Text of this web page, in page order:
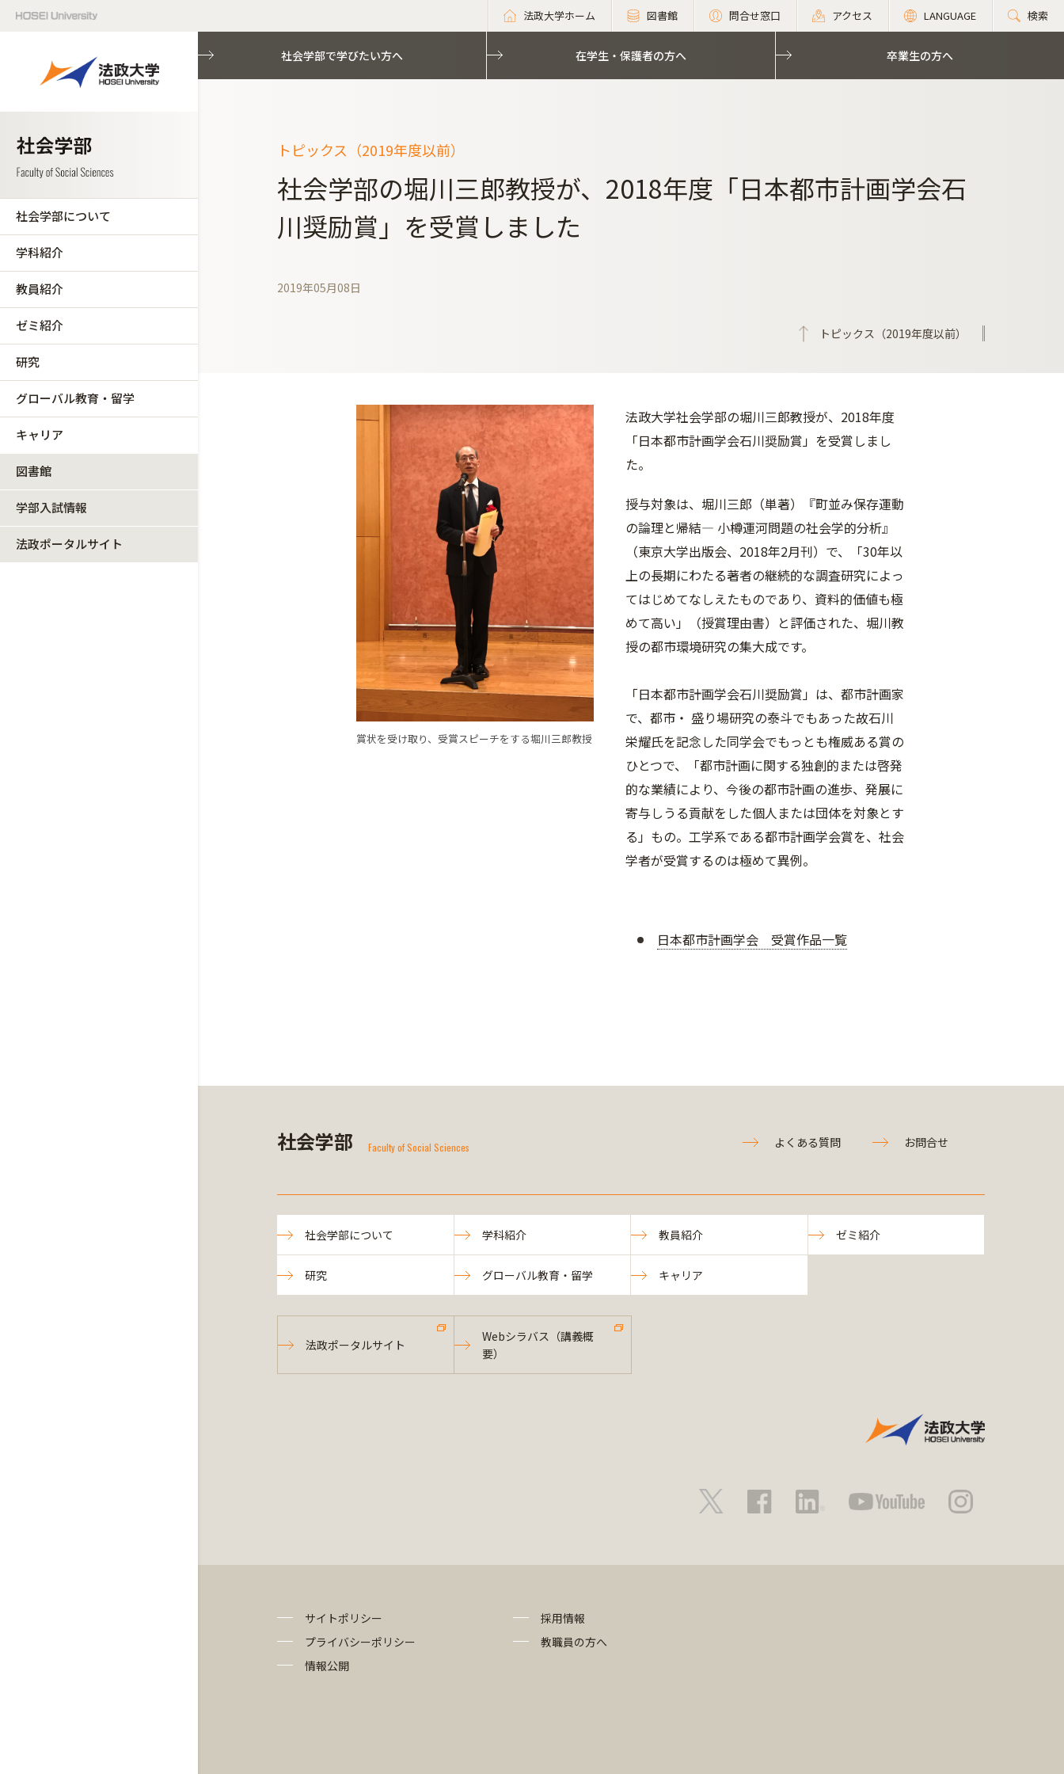
法政大学ホーム 図書館 問合せ窓口 アクセス LANGUAGE 検索
社会学部について
学科紹介
教員紹介
ゼミ紹介
研究
グローバル教育・留学
キャリア
図書館
学部入試情報
法政ポータルサイト
社会学部で学びたい方へ 在学生・保護者の方へ 卒業生の方へ
トピックス（2019年度以前）
社会学部の堀川三郎教授が、2018年度「日本都市計画学会石
川奨励賞」を受賞しました
2019年05月08日
トピックス（2019年度以前）
賞状を受け取り、受賞スピーチをする堀川三郎教授
法政大学社会学部の堀川三郎教授が、2018年度
「日本都市計画学会石川奨励賞」を受賞しまし
た。
授与対象は、堀川三郎（単著）『町並み保存運動
の論理と帰結— 小樽運河問題の社会学的分析』
（東京大学出版会、2018年2月刊）で、「30年以
上の長期にわたる著者の継続的な調査研究によっ
てはじめてなしえたものであり、資料的価値も極
めて高い」（授賞理由書）と評価された、堀川教
授の都市環境研究の集大成です。
「日本都市計画学会石川奨励賞」は、都市計画家
で、都市・ 盛り場研究の泰斗でもあった故石川
栄耀氏を記念した同学会でもっとも権威ある賞の
ひとつで、「都市計画に関する独創的または啓発
的な業績により、今後の都市計画の進歩、発展に
寄与しうる貢献をした個人または団体を対象とす
る」もの。工学系である都市計画学会賞を、社会
学者が受賞するのは極めて異例。
日本都市計画学会 受賞作品一覧
社会学部 Faculty of Social Sciences よくある質問 お問合せ
社会学部について 学科紹介 教員紹介 ゼミ紹介
研究 グローバル教育・留学 キャリア
法政ポータルサイト
Webシラバス（講義概
要）
サイトポリシー
プライバシーポリシー
情報公開
採用情報
教職員の方へ